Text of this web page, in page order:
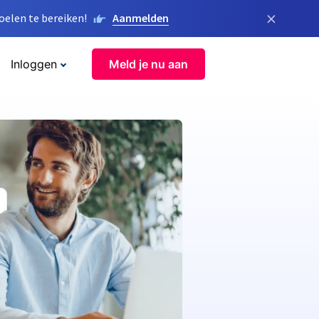
te bereiken! Aanmelden ×
Inloggen Meld je nu aan